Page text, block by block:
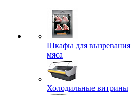
Шкафы для вызревания
мяса
Холодильные витрины